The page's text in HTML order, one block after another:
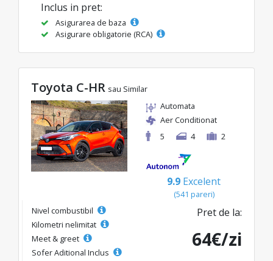
Inclus in pret:
Asigurarea de baza
Asigurare obligatorie (RCA)
Toyota C-HR sau Similar
Automata
Aer Conditionat
5
4 2
9.9 Excelent
(541 pareri)
Nivel combustibil
Kilometri nelimitat
Meet & greet
Sofer Aditional Inclus
Pret de la:
64€/zi